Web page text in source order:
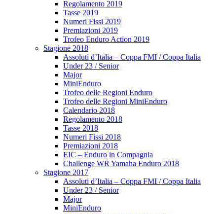
Regolamento 2019
Tasse 2019
Numeri Fissi 2019
Premiazioni 2019
Trofeo Enduro Action 2019
Stagione 2018
Assoluti d’Italia – Coppa FMI / Coppa Italia
Under 23 / Senior
Major
MiniEnduro
Trofeo delle Regioni Enduro
Trofeo delle Regioni MiniEnduro
Calendario 2018
Regolamento 2018
Tasse 2018
Numeri Fissi 2018
Premiazioni 2018
EIC – Enduro in Compagnia
Challenge WR Yamaha Enduro 2018
Stagione 2017
Assoluti d’Italia – Coppa FMI / Coppa Italia
Under 23 / Senior
Major
MiniEnduro